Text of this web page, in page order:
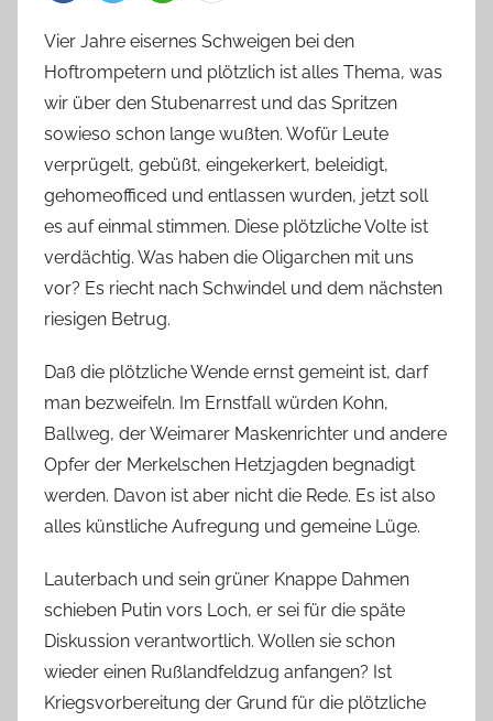
Vier Jahre eisernes Schweigen bei den
Hoftrompetern und plötzlich ist alles Thema, was
wir über den Stubenarrest und das Spritzen
sowieso schon lange wußten. Wofür Leute
verprügelt, gebüßt, eingekerkert, beleidigt,
gehomeofficed und entlassen wurden, jetzt soll
es auf einmal stimmen. Diese plötzliche Volte ist
verdächtig. Was haben die Oligarchen mit uns
vor? Es riecht nach Schwindel und dem nächsten
riesigen Betrug.
Daß die plötzliche Wende ernst gemeint ist, darf
man bezweifeln. Im Ernstfall würden Kohn,
Ballweg, der Weimarer Maskenrichter und andere
Opfer der Merkelschen Hetzjagden begnadigt
werden. Davon ist aber nicht die Rede. Es ist also
alles künstliche Aufregung und gemeine Lüge.
Lauterbach und sein grüner Knappe Dahmen
schieben Putin vors Loch, er sei für die späte
Diskussion verantwortlich. Wollen sie schon
wieder einen Rußlandfeldzug anfangen? Ist
Kriegsvorbereitung der Grund für die plötzliche